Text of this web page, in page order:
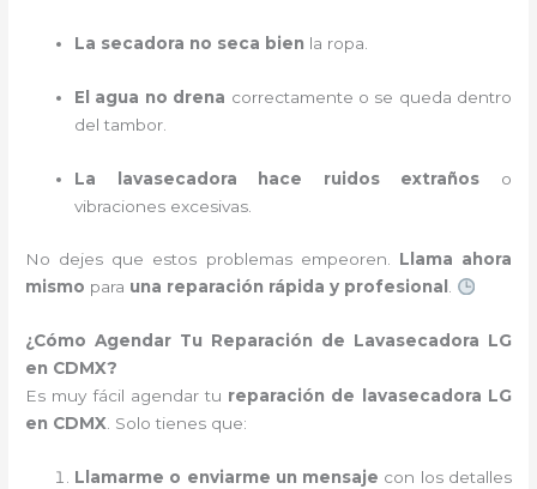
La secadora no seca bien la ropa.
El agua no drena correctamente o se queda dentro
del tambor.
La lavasecadora hace ruidos extraños o
vibraciones excesivas.
No dejes que estos problemas empeoren. Llama ahora
mismo para una reparación rápida y profesional .
¿Cómo Agendar Tu Reparación de Lavasecadora LG
en CDMX?
Es muy fácil agendar tu reparación de lavasecadora LG
en CDMX. Solo tienes que:
Llamarme o enviarme un mensaje con los detalles